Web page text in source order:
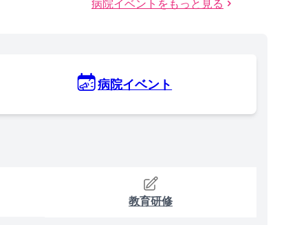
病院イベントをもっと見る
病院イベント
教育研修